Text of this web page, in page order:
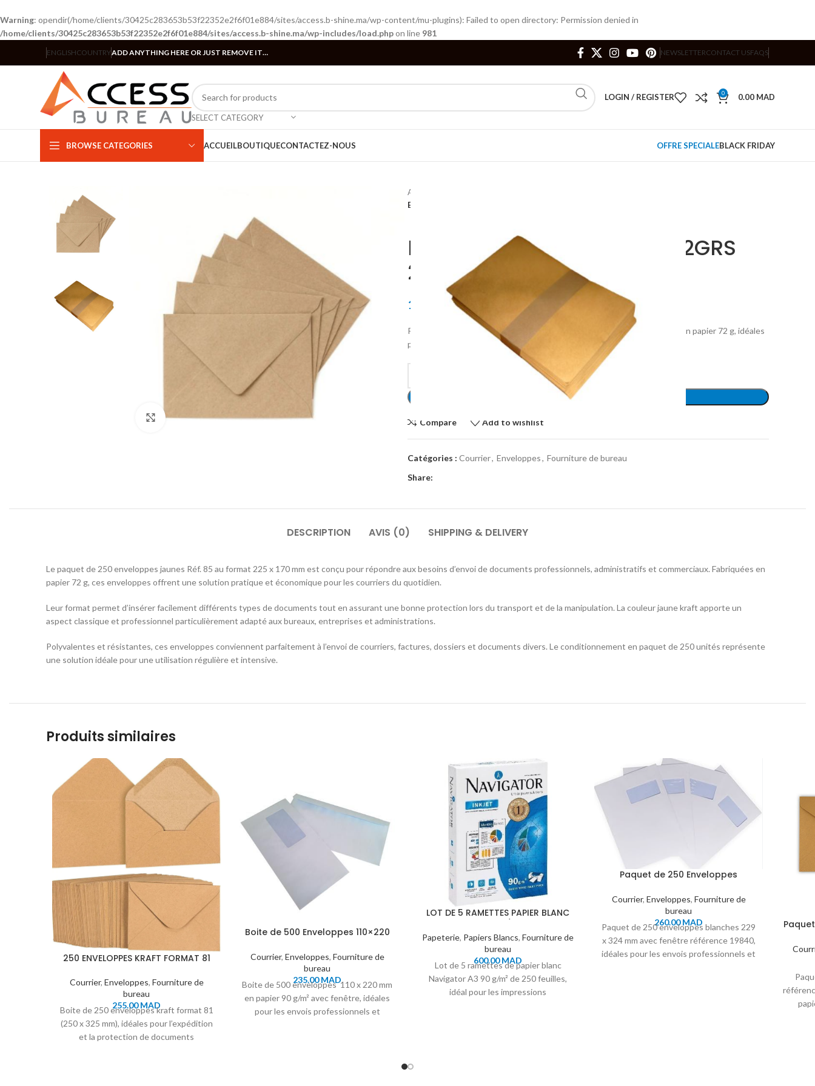
Warning: opendir(/home/clients/30425c283653b53f22352e2f6f01e884/sites/access.b-shine.ma/wp-content/mu-plugins): Failed to open directory: Permission denied in
/home/clients/30425c283653b53f22352e2f6f01e884/sites/access.b-shine.ma/wp-includes/load.phpon line 981
ENGLISHCOUNTRYADD ANYTHING HERE OR JUST REMOVE IT… NEWSLETTERCONTACT USFAQS
SELECT CATEGORY
LOGIN / REGISTER 0 0.00 MAD
BROWSE CATEGORIES ACCUEILBOUTIQUECONTACTEZ-NOUS OFFRE SPECIALEBLACK FRIDAY
Click to enlarge
Accueil
ENVELOPPE JAUNE REF:85 72GRS 225*170 (PQT 250)
ENVELOPPE JAUNE REF:85 72GRS
225*170 (PQT 250)
157.00MAD
Paquet de 250 enveloppes jaunes référence 85 au format 225 x 170 mm en papier 72 g, idéales
pour les envois administratifs et professionnels
AJOUTER AU PANIER
Compare Add to wishlist
Catégories : Courrier, Enveloppes, Fourniture de bureau
Share:
DESCRIPTION AVIS (0) SHIPPING & DELIVERY
Le paquet de 250 enveloppes jaunes Réf. 85 au format 225 x 170 mm est conçu pour répondre aux besoins d’envoi de documents professionnels, administratifs et commerciaux. Fabriquées en
papier 72 g, ces enveloppes offrent une solution pratique et économique pour les courriers du quotidien.
Leur format permet d’insérer facilement différents types de documents tout en assurant une bonne protection lors du transport et de la manipulation. La couleur jaune kraft apporte un
aspect classique et professionnel particulièrement adapté aux bureaux, entreprises et administrations.
Polyvalentes et résistantes, ces enveloppes conviennent parfaitement à l’envoi de courriers, factures, dossiers et documents divers. Le conditionnement en paquet de 250 unités représente
une solution idéale pour une utilisation régulière et intensive.
Produits similaires
250 ENVELOPPES KRAFT FORMAT 81
Courrier, Enveloppes, Fourniture de
bureau
255.00MAD
Boite de 250 enveloppes kraft format 81
(250 x 325 mm), idéales pour l’expédition
et la protection de documents
Boite de 500 Enveloppes 110×220
Courrier, Enveloppes, Fourniture de
bureau
235.00MAD
Boite de 500 enveloppes 110 x 220 mm
en papier 90 g/m² avec fenêtre, idéales
pour les envois professionnels et
LOT DE 5 RAMETTES PAPIER BLANC
Papeterie, Papiers Blancs, Fourniture de
bureau
600.00MAD
Lot de 5 ramettes de papier blanc
Navigator A3 90 g/m² de 250 feuilles,
idéal pour les impressions
Paquet de 250 Enveloppes
Fenêtre Réf. 19840
Courrier, Enveloppes, Fourniture de
bureau
260.00MAD
Paquet de 250 enveloppes blanches 229
x 324 mm avec fenêtre référence 19840,
idéales pour les envois professionnels et